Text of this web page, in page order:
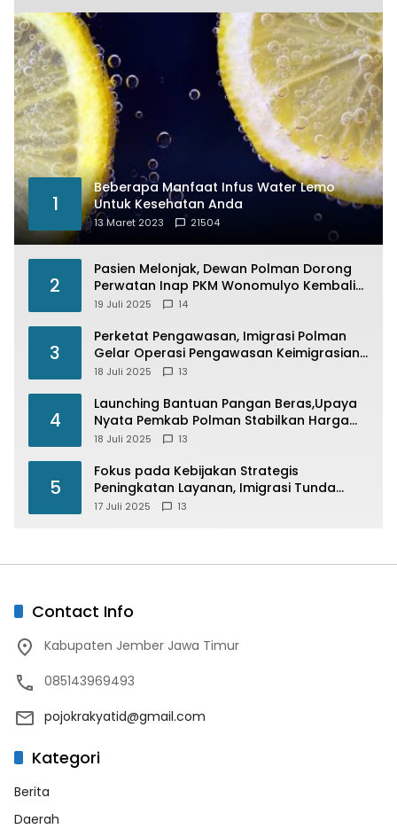
1
Beberapa Manfaat Infus Water Lemo
Untuk Kesehatan Anda
13 Maret 2023 21504
2
Pasien Melonjak, Dewan Polman Dorong
Perwatan Inap PKM Wonomulyo Kembali
di Fungsikan
19 Juli 2025 14
3
Perketat Pengawasan, Imigrasi Polman
Gelar Operasi Pengawasan Keimigrasian
“Wirawaspada” Serentak disemua Daerah
18 Juli 2025 13
4
Launching Bantuan Pangan Beras,Upaya
Nyata Pemkab Polman Stabilkan Harga
Beras
18 Juli 2025 13
5
Fokus pada Kebijakan Strategis
Peningkatan Layanan, Imigrasi Tunda
Paspor Desain Merah Putih
17 Juli 2025 13
Contact Info
Kabupaten Jember Jawa Timur
085143969493
pojokrakyatid@gmail.com
Kategori
Berita
Daerah